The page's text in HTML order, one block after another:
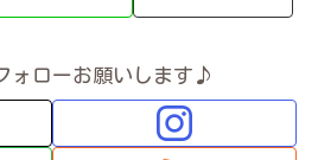
ォローお願いします♪